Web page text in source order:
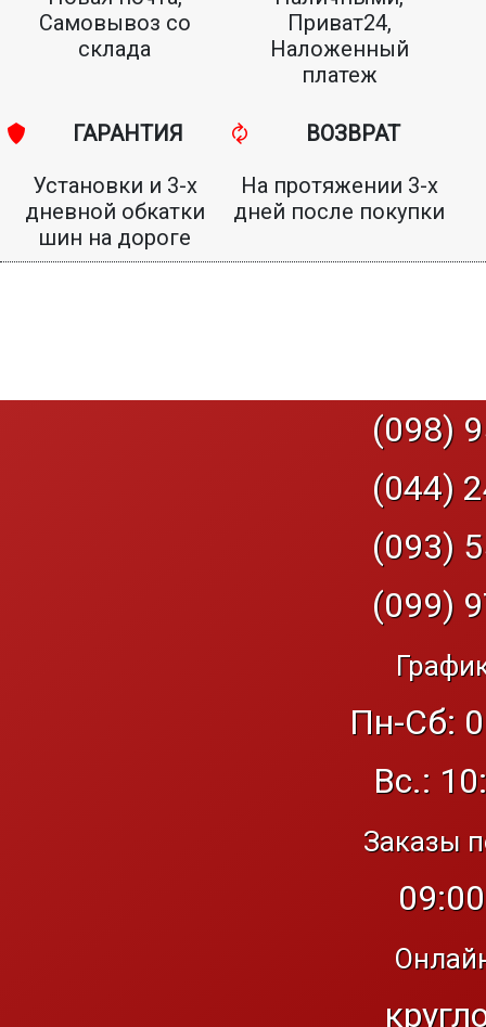
Самовывоз со
склада
Приват24,
Наложенный
платеж
ГАРАНТИЯ
Установки и 3-х
дневной обкатки
шин на дороге
ВОЗВРАТ
На протяжении 3-х
дней после покупки
(098)
(044)
(093)
(099)
Пн-Сб:
Вс.:
Заказы